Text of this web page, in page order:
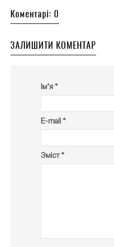
Коментарі: 0
ЗАЛИШИТИ КОМЕНТАР
Ім’я *
E-mail *
Зміст *